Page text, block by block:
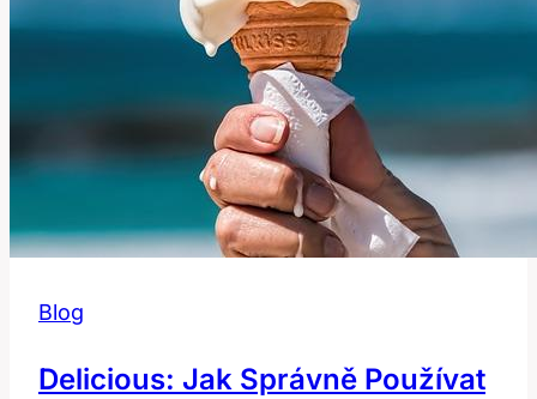
Blog
Delicious: Jak Správně Používat